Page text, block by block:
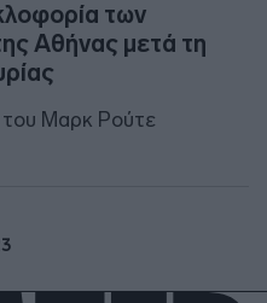
των
Αθήνας μετά τη
του Μαρκ Ρούτε
3